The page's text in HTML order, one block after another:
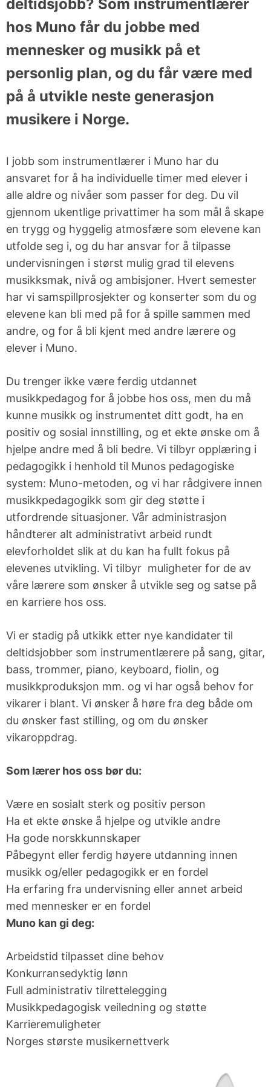
Jobbe i
Muno
Bestill
årets beste
gavekort!
Facebook
YouTube
LYST TIL Å
SATSE PÅ
MUSIKK?
BIMM:
Høyere
musikkutdannelse
ARRANGEMENTER
Semesterkonserter
Jam-nights
RESSURSER
Rammeverk
for
fjernundervisning
Kjøpsguider
for
instrumenter
Lærerportal
deltidsjobb? Som instrumentlærer
hos Muno får du jobbe med
mennesker og musikk på et
personlig plan, og du får være med
på å utvikle neste generasjon
musikere i Norge.
I jobb som instrumentlærer i Muno har du
ansvaret for å ha individuelle timer med elever i
alle aldre og nivåer som passer for deg. Du vil
gjennom ukentlige privattimer ha som mål å skape
en trygg og hyggelig atmosfære som elevene kan
utfolde seg i, og du har ansvar for å tilpasse
undervisningen i størst mulig grad til elevens
musikksmak, nivå og ambisjoner. Hvert semester
har vi samspillprosjekter og konserter som du og
elevene kan bli med på for å spille sammen med
andre, og for å bli kjent med andre lærere og
elever i Muno.
Du trenger ikke være ferdig utdannet
musikkpedagog for å jobbe hos oss, men du må
kunne musikk og instrumentet ditt godt, ha en
positiv og sosial innstilling, og et ekte ønske om å
hjelpe andre med å bli bedre. Vi tilbyr opplæring i
pedagogikk i henhold til Munos pedagogiske
system: Muno-metoden, og vi har rådgivere innen
musikkpedagogikk som gir deg støtte i
utfordrende situasjoner. Vår administrasjon
håndterer alt administrativt arbeid rundt
elevforholdet slik at du kan ha fullt fokus på
elevenes utvikling. Vi tilbyr muligheter for de av
våre lærere som ønsker å utvikle seg og satse på
en karriere hos oss.
Vi er stadig på utkikk etter nye kandidater til
deltidsjobber som instrumentlærere på sang, gitar,
bass, trommer, piano, keyboard, fiolin, og
musikkproduksjon mm. og vi har også behov for
vikarer i blant. Vi ønsker å høre fra deg både om
du ønsker fast stilling, og om du ønsker
vikaroppdrag.
Som lærer hos oss bør du:
Være en sosialt sterk og positiv person
Ha et ekte ønske å hjelpe og utvikle andre
Ha gode norskkunnskaper
Påbegynt eller ferdig høyere utdanning innen
musikk og/eller pedagogikk er en fordel
Ha erfaring fra undervisning eller annet arbeid
med mennesker er en fordel
Muno kan gi deg:
Arbeidstid tilpasset dine behov
Konkurransedyktig lønn
Full administrativ tilrettelegging
Musikkpedagogisk veiledning og støtte
Karrieremuligheter
Norges største musikernettverk